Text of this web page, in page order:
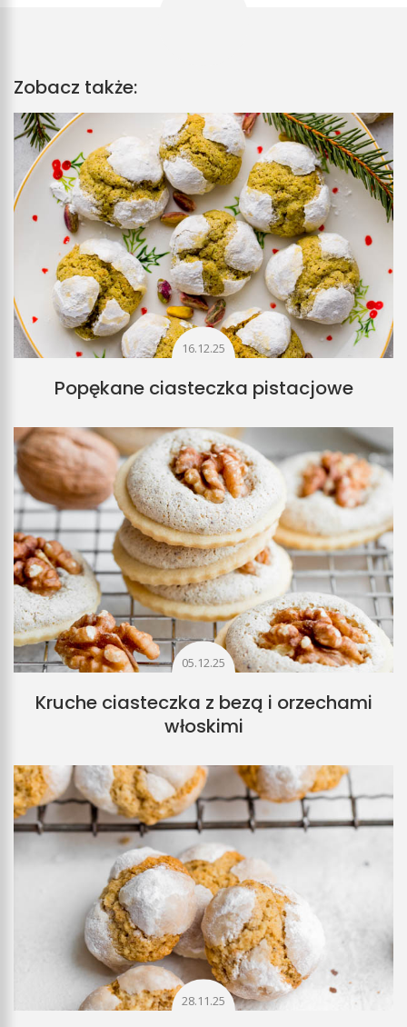
Zobacz także:
16.12.25
Popękane ciasteczka pistacjowe
05.12.25
Kruche ciasteczka z bezą i orzechami
włoskimi
28.11.25